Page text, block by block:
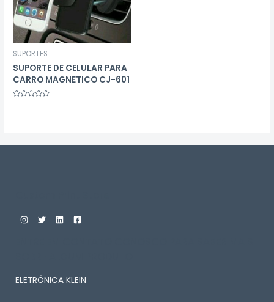
SUPORTES
SUPORTE DE CELULAR PARA
CARRO MAGNETICO CJ-601
ELETRÔNICA KLEIN